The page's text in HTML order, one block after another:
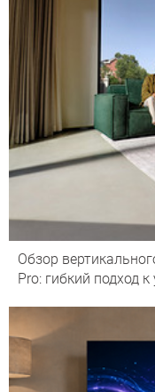
Обзор
Pro: гибкий подход к